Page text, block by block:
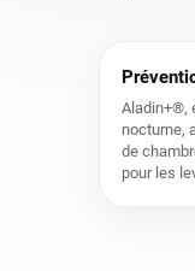
Aladin+®,
nocturne,
de
pour les